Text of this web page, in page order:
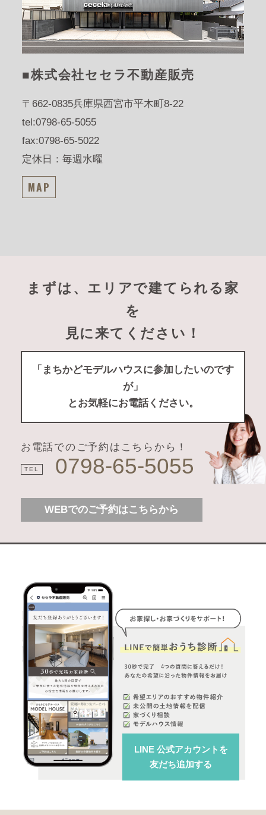
■株式会社セセラ不動産販売
〒662-0835兵庫県西宮市平木町8-22
tel:0798-65-5055
fax:0798-65-5022
定休日：毎週水曜
MAP
まずは、エリアで建てられる家
を
見に来てください！
「まちかどモデルハウスに参加したいのです
が」
とお気軽にお電話ください。
お電話でのご予約はこちらから！
TEL 0798-65-5055
WEBでのご予約はこちらから
LINE 公式アカウント を
友だち追加する